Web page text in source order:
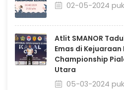
02-05-2024
Atlit SMANOR
Emas di
Championship
Utara
05-03-2024